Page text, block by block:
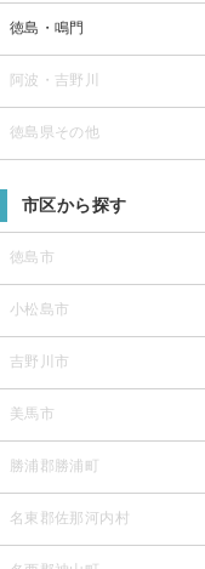
徳島・鳴門
阿波・吉野川
徳島県その他
市区から探す
徳島市
小松島市
吉野川市
美馬市
勝浦郡勝浦町
名東郡佐那河内村